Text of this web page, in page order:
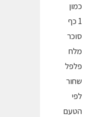
כמון
1 כף
סוכר
מלח
פלפל
שחור
לפי
הטעם